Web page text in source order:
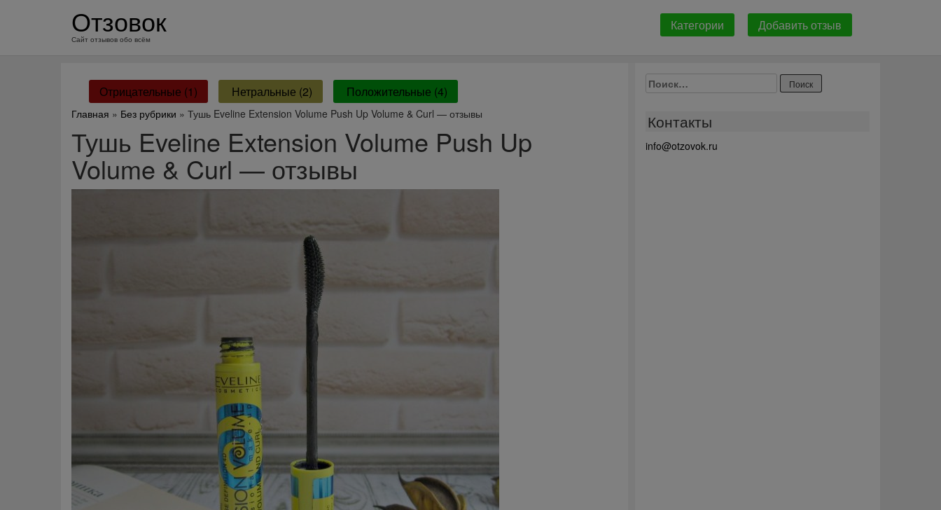
Отзовок
Сайт отзывов обо всём
Категории Добавить отзыв
Отрицательные (1) Нетральные (2) Положительные (4)
Главная » Без рубрики » Тушь Eveline Extension Volume Push Up Volume & Curl — отзывы
Тушь Eveline Extension Volume Push Up
Volume & Curl — отзывы
Найти:
Контакты
info@otzovok.ru